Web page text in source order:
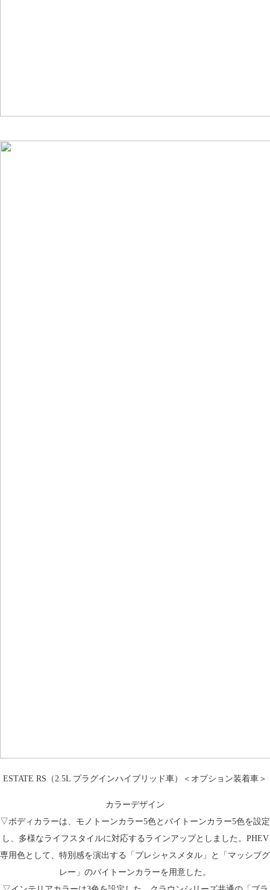
ESTATE RS（2.5L プラグインハイブリッド車）＜オプション装着車＞
カラーデザイン
▽ボディカラーは、モノトーンカラー5色とバイトーンカラー5色を設定
し、多様なライフスタイルに対応するラインアップとしました。PHEV
専用色として、特別感を演出する「プレシャスメタル」と「マッシブグ
レー」のバイトーンカラーを用意した。